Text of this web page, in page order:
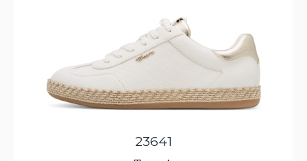
23641